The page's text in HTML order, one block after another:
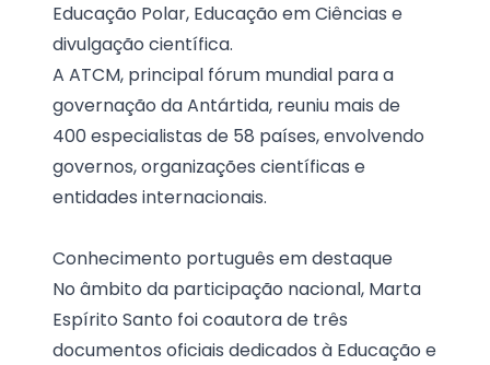
Educação Polar, Educação em Ciências e
divulgação científica.
A ATCM, principal fórum mundial para a
governação da Antártida, reuniu mais de
400 especialistas de 58 países, envolvendo
governos, organizações científicas e
entidades internacionais.
Conhecimento português em destaque
No âmbito da participação nacional, Marta
Espírito Santo foi coautora de três
documentos oficiais dedicados à Educação e